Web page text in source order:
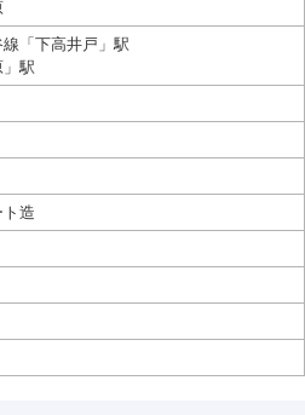
「下高井戸」駅
駅
造